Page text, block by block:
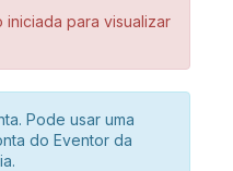
iniciada para visualizar
Pode usar uma
do Eventor da